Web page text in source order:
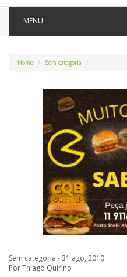
MENU
Home Sem categoria
Sem categoria - 31 ago, 2010
Por Thiago Quirino